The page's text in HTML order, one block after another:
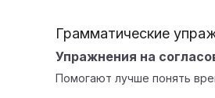
Грамматические
Упражнения на
Помогают лучше понять